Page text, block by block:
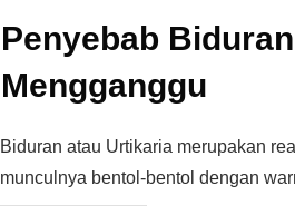
Penyebab
Mengganggu
Biduran atau Urtikaria merupakan
munculnya bentol-bentol dengan